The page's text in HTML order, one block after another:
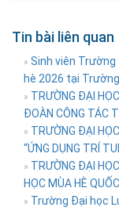
Tin bài liên quan
» Sinh viên Trường
hè 2026 tại
» TRƯỜNG ĐẠI
ĐOÀN CÔNG TÁC
» TRƯỜNG ĐẠI
“ỨNG DỤNG TRÍ
» TRƯỜNG ĐẠI
HỌC MÙA HÈ
» Trường Đại học